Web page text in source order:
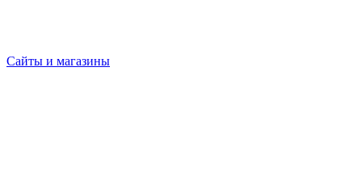
Сайты и магазины